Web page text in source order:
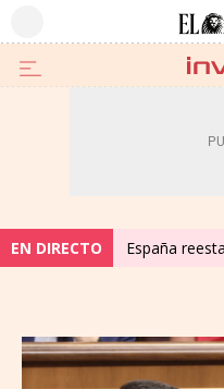
EN DIRECTO España